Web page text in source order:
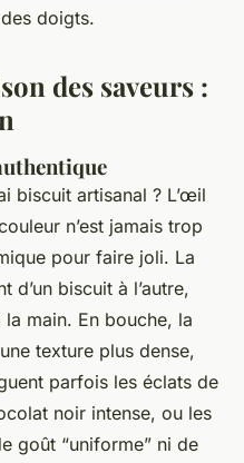
doigts.
des saveurs :
biscuit artisanal ? L’œil
n’est jamais trop
pour faire joli. La
d’un biscuit à l’autre,
main. En bouche, la
texture plus dense,
parfois les éclats de
noir intense, ou les
goût “uniforme” ni de